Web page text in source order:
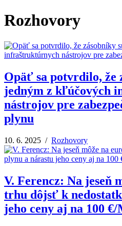
Rozhovory
Opäť sa potvrdilo, že
jedným z kľúčových
nástrojov pre
plynu
10. 6. 2025 / Rozhovory
V. Ferencz: Na jeseň
trhu dôjsť k
jeho ceny aj na 100